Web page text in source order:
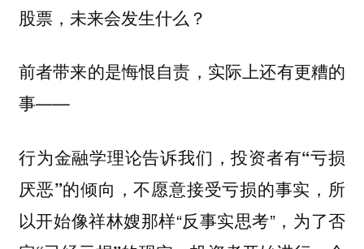
股票，未来会发生什么？
前者带来的是悔恨自责，实际上还有更糟的
事——
行为金融学理论告诉我们，投资者有“亏损
厌恶”的倾向，不愿意接受亏损的事实 ，所
以开始像祥林嫂那样“反事实思考”，为了否